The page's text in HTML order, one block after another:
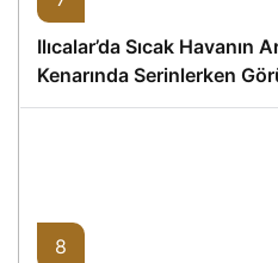
Ilıcalar’da Sıcak Havanın
Kenarında Serinlerken
8